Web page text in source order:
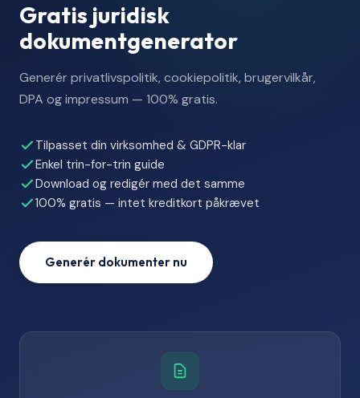
Gratis juridisk
dokumentgenerator
Generér privatlivspolitik, cookiepolitik, brugervilkår,
DPA og impressum — 100% gratis.
Tilpasset din virksomhed & GDPR-klar
Enkel trin-for-trin guide
Download og redigér med det samme
100% gratis — intet kreditkort påkrævet
Generér dokumenter nu